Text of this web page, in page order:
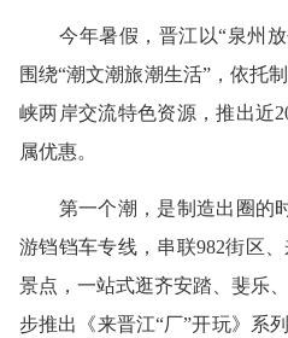
今年暑假，晋江以“泉州放
围绕“潮文潮旅潮生活”，依托
峡两岸交流特色资源，推出近
属优惠。
第一个潮，是制造出圈的时
游铛铛车专线，串联982街区
景点，一站式逛齐安踏、斐乐
步推出《来晋江“厂”开玩》系